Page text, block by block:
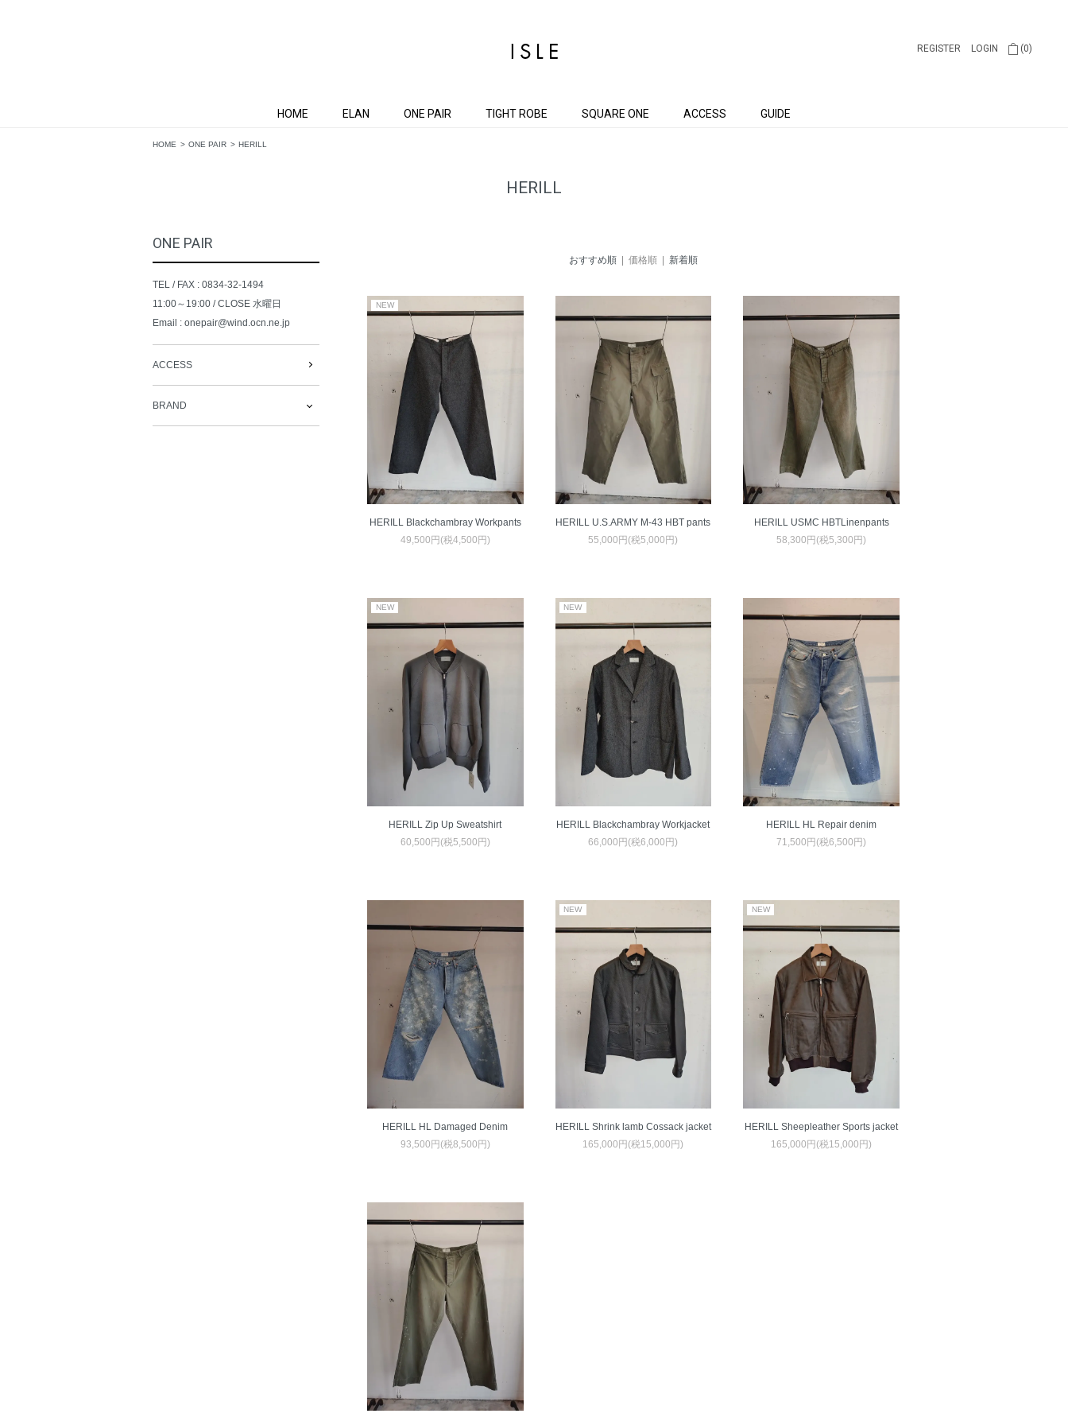
REGISTER LOGIN (0)
HOME ELAN ONE PAIR TIGHT ROBE SQUARE ONE ACCESS GUIDE
HOME ONE PAIR HERILL
HERILL
ONE PAIR
TEL / FAX : 0834-32-1494
11:00～19:00 / CLOSE 水曜日
Email : onepair@wind.ocn.ne.jp
ACCESS
BRAND
おすすめ順 | 価格順 | 新着順
HERILL Blackchambray Workpants
49,500円(税4,500円)
HERILL U.S.ARMY M-43 HBT pants
55,000円(税5,000円)
HERILL USMC HBTLinenpants
58,300円(税5,300円)
HERILL Zip Up Sweatshirt
60,500円(税5,500円)
HERILL Blackchambray Workjacket
66,000円(税6,000円)
HERILL HL Repair denim
71,500円(税6,500円)
HERILL HL Damaged Denim
93,500円(税8,500円)
HERILL Shrink lamb Cossack jacket
165,000円(税15,000円)
HERILL Sheepleather Sports jacket
165,000円(税15,000円)